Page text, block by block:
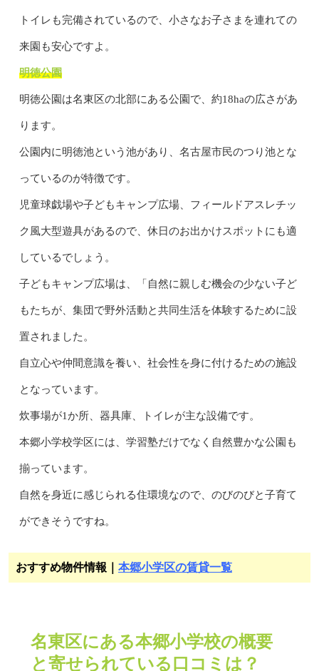
トイレも完備されているので、小さなお子さまを連れての
来園も安心ですよ。
明徳公園
明徳公園は名東区の北部にある公園で、約18haの広さがあ
ります。
公園内に明徳池という池があり、名古屋市民のつり池とな
っているのが特徴です。
児童球戯場や子どもキャンプ広場、フィールドアスレチッ
ク風大型遊具があるので、休日のお出かけスポットにも適
しているでしょう。
子どもキャンプ広場は、「自然に親しむ機会の少ない子ど
もたちが、集団で野外活動と共同生活を体験するために設
置されました。
自立心や仲間意識を養い、社会性を身に付けるための施設
となっています。
炊事場が1か所、器具庫、トイレが主な設備です。
本郷小学校学区には、学習塾だけでなく自然豊かな公園も
揃っています。
自然を身近に感じられる住環境なので、のびのびと子育て
ができそうですね。
おすすめ物件情報｜ 本郷小学区の賃貸一覧
名東区にある本郷小学校の概要
と寄せられている口コミは？